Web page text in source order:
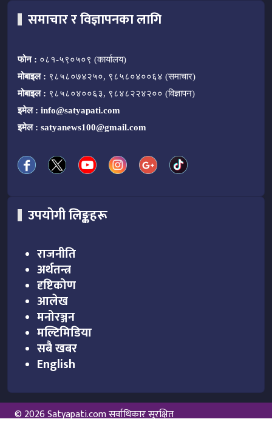
समाचार र विज्ञापनका लागि
फोन : ०८१-५९०५०९ (कार्यालय)
मोबाइल : ९८५८०७४२५०, ९८५८०४००६४ (समाचार)
मोबाइल : ९८५८०४००६३, ९८४८२२४२०० (विज्ञापन)
इमेल : info@satyapati.com
इमेल : satyanews100@gmail.com
उपयोगी लिङ्कहरू
राजनीति
अर्थतन्त्र
दृष्टिकोण
आलेख
मनोरञ्जन
मल्टिमिडिया
सबै खबर
English
© 2026 Satyapati.com सर्वाधिकार सुरक्षित